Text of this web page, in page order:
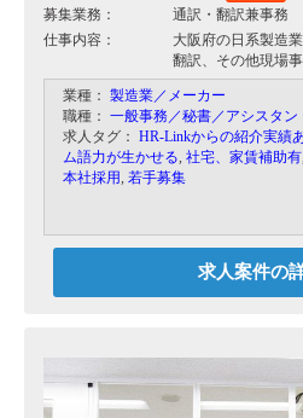
募集業務：
通訳・翻訳兼事務
仕事内容：
大阪府の日系製造
翻訳、その他現場
ど）をお願いしま
業種： 製造業／メーカー
職種： 一般事務／秘書／アシスタン
求人タグ： HR-Linkからの紹介実績
ム語力が生かせる, 社宅、家賃補助有,
本社採用, 若手募集
求人案件の